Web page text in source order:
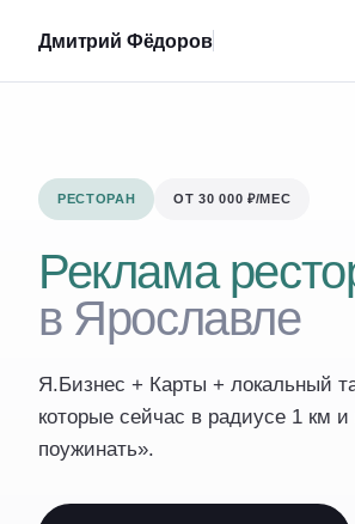
Дмитрий Фёдоров
РЕСТОРАН ОТ 30 000 ₽/МЕС
Реклама
в Ярославле
Я.Бизнес + Карты + локальный
которые сейчас в радиусе 1 км
поужинать».